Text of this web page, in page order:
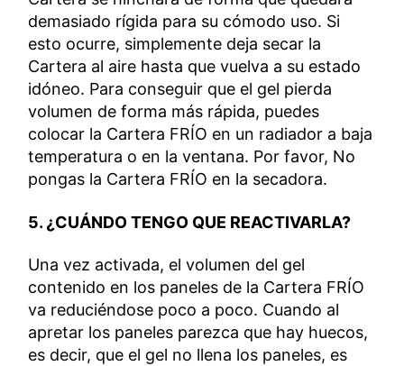
demasiado rígida para su cómodo uso. Si
esto ocurre, simplemente deja secar la
Cartera al aire hasta que vuelva a su estado
idóneo. Para conseguir que el gel pierda
volumen de forma más rápida, puedes
colocar la Cartera FRÍO en un radiador a baja
temperatura o en la ventana. Por favor, No
pongas la Cartera FRÍO en la secadora.
5. ¿CUÁNDO TENGO QUE REACTIVARLA?
Una vez activada, el volumen del gel
contenido en los paneles de la Cartera FRÍO
va reduciéndose poco a poco. Cuando al
apretar los paneles parezca que hay huecos,
es decir, que el gel no llena los paneles, es